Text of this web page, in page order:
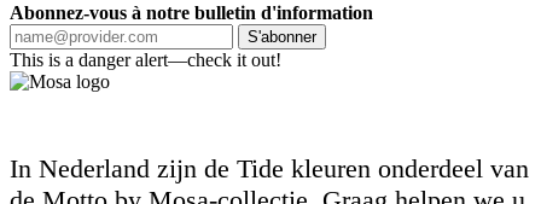
Abonnez-vous à notre bulletin d'information
S'abonner
This is a danger alert—check it out!
In Nederland zijn de Tide kleuren onderdeel van